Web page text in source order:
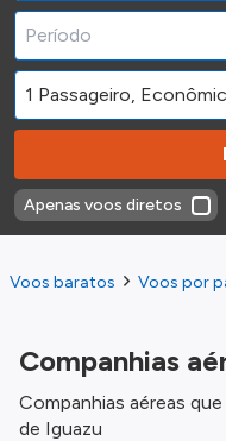
Apenas voos diretos
Voos baratos Voos por
Companhias
Companhias aéreas
de Iguazu